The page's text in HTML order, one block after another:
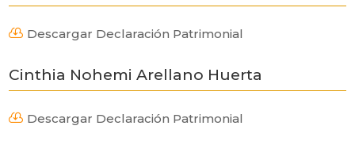
 Descargar Declaración Patrimonial
Cinthia Nohemi Arellano Huerta
 Descargar Declaración Patrimonial